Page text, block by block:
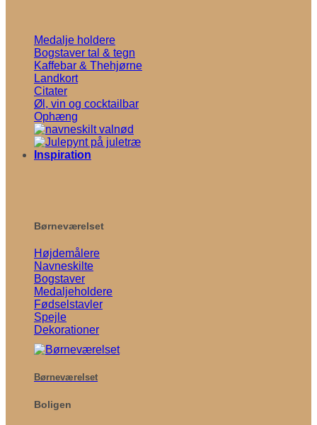
Medalje holdere
Bogstaver tal & tegn
Kaffebar & Thehjørne
Landkort
Citater
Øl, vin og cocktailbar
Ophæng
Inspiration
Børneværelset
Højdemålere
Navneskilte
Bogstaver
Medaljeholdere
Fødselstavler
Spejle
Dekorationer
Børneværelset
Boligen